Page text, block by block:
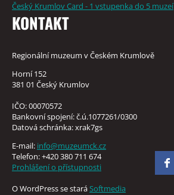
Český Krumlov Card - 1 vstupenka do 5 muzeí
KONTAKT
Regionální muzeum v Českém Krumlově
Horní 152
381 01 Český Krumlov
IČO: 00070572
Bankovní spojení: č.ú.1077261/0300
Datová schránka: xrak7gs
E-mail: info@muzeumck.cz
Telefon: +420 380 711 674
Prohlášení o přístupnosti
O WordPress se staráSoftmedia